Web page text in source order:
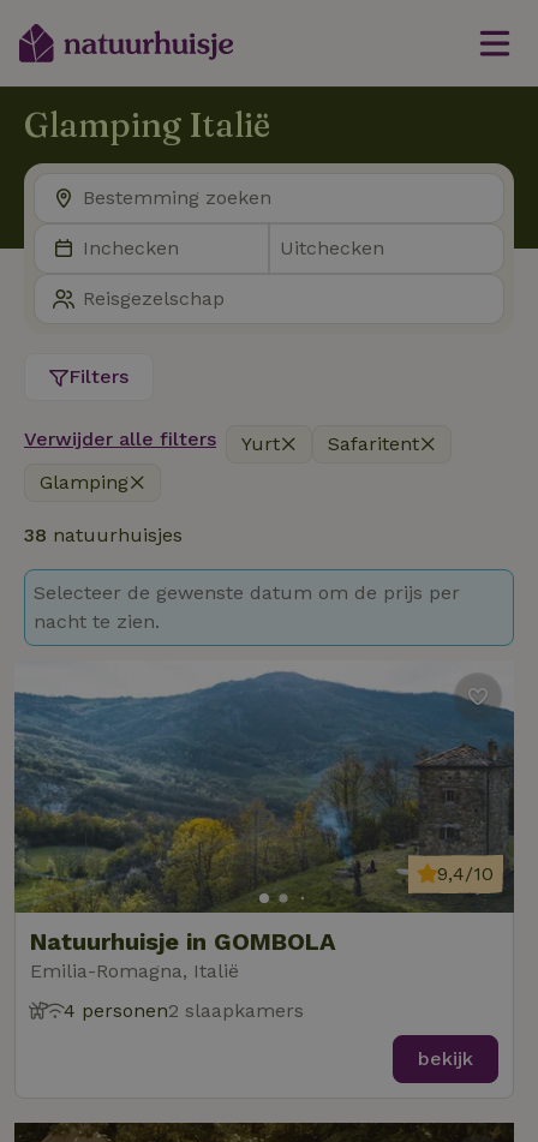
Glamping Italië
Filters
Verwijder alle filters Yurt
Safaritent
Glamping
38 natuurhuisjes
Selecteer de gewenste datum om de prijs per
nacht te zien.
Natuurhuisje in GOMBOLA
Emilia-Romagna, Italië
9,4/10
4 personen2 slaapkamers
bekijk